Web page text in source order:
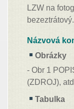
LZW na
bezeztrátový.
Názvová
Obrázky
- Obr 1
(ZDROJ),
Tabulka